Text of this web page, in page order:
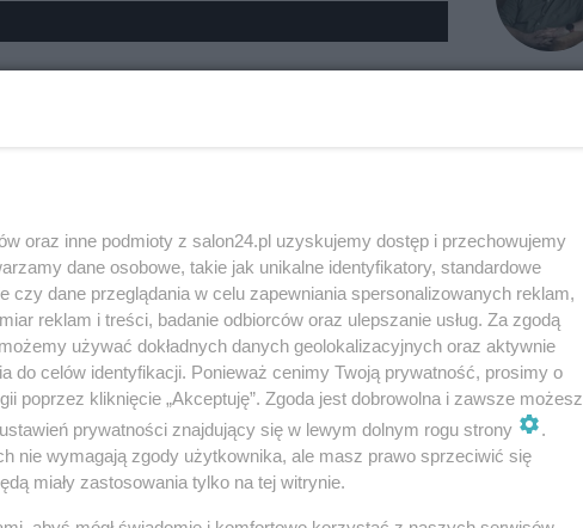
Oto
wodę,
oraz inne podmioty z salon24.pl uzyskujemy dostęp i przechowujemy
dane osobowe, takie jak unikalne identyfikatory, standardowe
czy dane przeglądania w celu zapewniania spersonalizowanych reklam,
reklam i treści, badanie odbiorców oraz ulepszanie usług. Za zgodą
używać dokładnych danych geolokalizacyjnych oraz aktywnie
do celów identyfikacji. Ponieważ cenimy Twoją prywatność, prosimy o
poprzez kliknięcie „Akceptuję”. Zgoda jest dobrowolna i zawsze możesz
prywatności znajdujący się w lewym dolnym rogu strony
.
nie wymagają zgody użytkownika, ale masz prawo sprzeciwić się
miały zastosowania tylko na tej witrynie.